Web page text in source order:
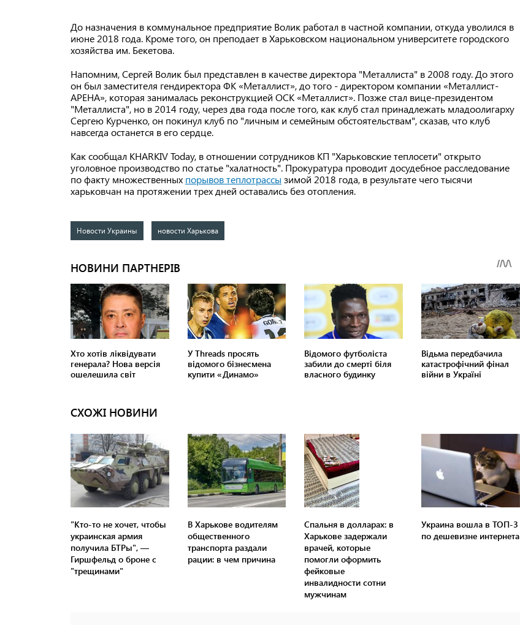
До назначения в коммунальное предприятие Волик работал в частной компании, откуда уволился в
июне 2018 года. Кроме того, он преподает в Харьковском национальном университете городского
хозяйства им. Бекетова.
Напомним, Сергей Волик был представлен в качестве директора "Металлиста" в 2008 году. До этого
он был заместителя гендиректора ФК «Металлист», до того - директором компании «Металлист-
АРЕНА», которая занималась реконструкцией ОСК «Металлист». Позже стал вице-президентом
"Металлиста", но в 2014 году, через два года после того, как клуб стал принадлежать младоолигарху
Сергею Курченко, он покинул клуб по "личным и семейным обстоятельствам", сказав, что клуб
навсегда останется в его сердце.
Как сообщал KHARKIV Today, в отношении сотрудников КП "Харьковские теплосети" открыто
уголовное производство по статье "халатность". Прокуратура проводит досудебное расследование
по факту множественных порывов теплотрассы зимой 2018 года, в результате чего тысячи
харьковчан на протяжении трех дней оставались без отопления.
Новости Украины новости Харькова
СХОЖІ НОВИНИ
"Кто-то не хочет, чтобы
украинская армия
получила БТРы", —
Гиршфельд о броне с
"трещинами"
В Харькове водителям
общественного
транспорта раздали
рации: в чем причина
Спальня в долларах: в
Харькове задержали
врачей, которые
помогли оформить
фейковые
инвалидности сотни
мужчинам
Украина вошла в ТОП-3
по дешевизне интернета